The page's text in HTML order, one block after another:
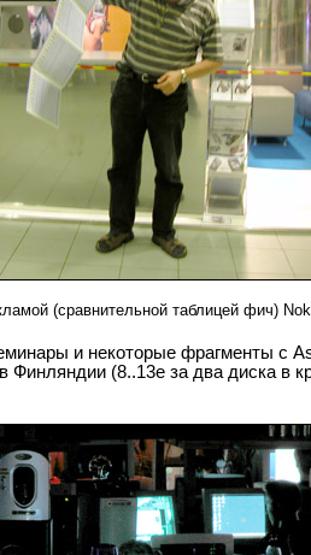
и некоторые фрагменты с
(8..13e за два диска в